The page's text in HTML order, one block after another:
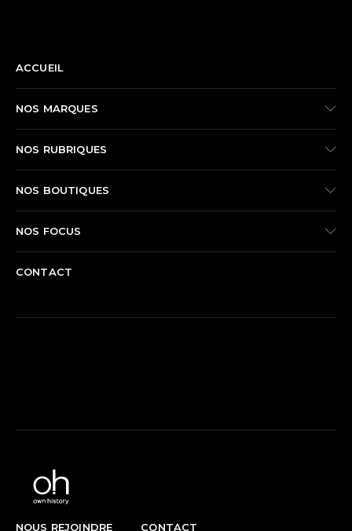
ACCUEIL
NOS MARQUES
NOS RUBRIQUES
NOS BOUTIQUES
NOS FOCUS
CONTACT
NOUS REJOINDRE CONTACT